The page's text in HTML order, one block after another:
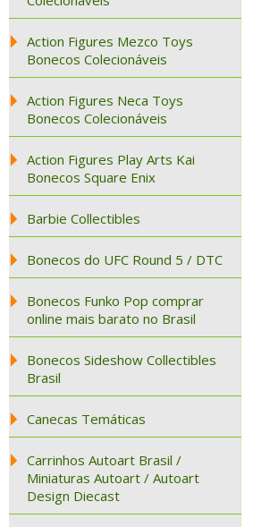
Action Figures Mezco Toys
Bonecos Colecionáveis
Action Figures Neca Toys
Bonecos Colecionáveis
Action Figures Play Arts Kai
Bonecos Square Enix
Barbie Collectibles
Bonecos do UFC Round 5 / DTC
Bonecos Funko Pop comprar
online mais barato no Brasil
Bonecos Sideshow Collectibles
Brasil
Canecas Temáticas
Carrinhos Autoart Brasil /
Miniaturas Autoart / Autoart
Design Diecast